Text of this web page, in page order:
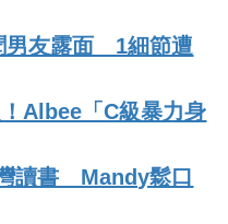
男友露面 1細節遭
Albee「C級暴力身
讀書 Mandy鬆口